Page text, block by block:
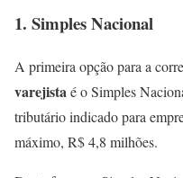
1. Simples Nacional
A primeira opção para a
varejistaé o Simples
tributário indicado para
máximo, R$ 4,8 milhões.